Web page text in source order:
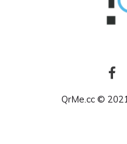
QrMe.cc ©